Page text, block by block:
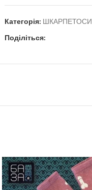
Категорія: ШКАРПЕТОСИ
Поділіться: